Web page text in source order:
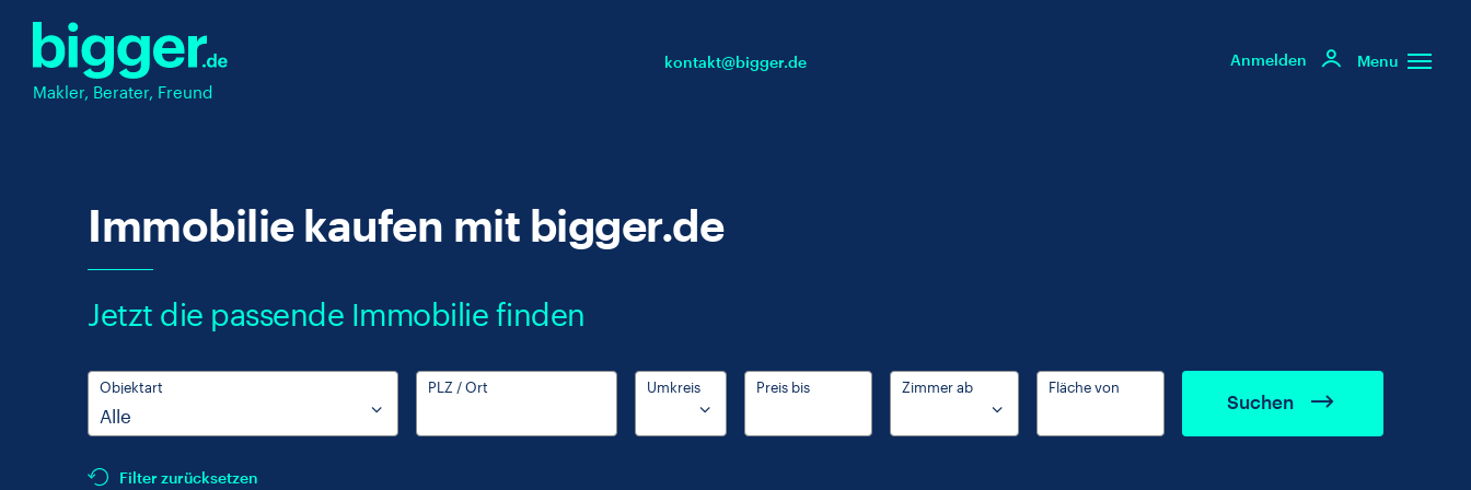
Makler, Berater, Freund
kontakt@bigger.de Anmelden Menu
Immobilie kaufen mit bigger.de
Jetzt die passende Immobilie finden
Objektart PLZ / Ort Umkreis Preis bis Zimmer ab Fläche von
Suchen
Filter zurücksetzen